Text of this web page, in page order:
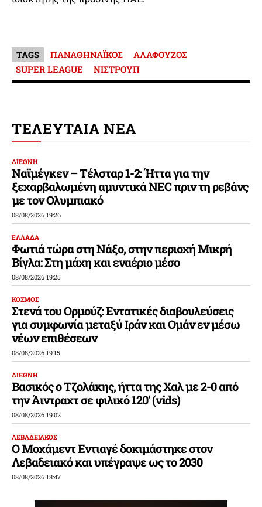
TAGS ΠΑΝΑΘΗΝΑΪΚΟΣ
ΑΛΑΦΟΥΖΟΣ
SUPER LEAGUE
ΝΙΣΤΡΟΥΠ
ΤΕΛΕΥΤΑΙΑ ΝΕΑ
ΔΙΕΘΝΗ
Ναϊμέγκεν – Τέλσταρ 1-2: Ήττα για την
ξεχαρβαλωμένη αμυντικά NEC πριν τη ρεβάνς
με τον Ολυμπιακό
08/08/2026 19:26
ΕΛΛΑΔΑ
Φωτιά τώρα στη Νάξο, στην περιοχή Μικρή
Βίγλα: Στη μάχη και εναέριο μέσο
08/08/2026 19:25
ΚΟΣΜΟΣ
Στενά του Ορμούζ: Εντατικές διαβουλεύσεις
για συμφωνία μεταξύ Ιράν και Ομάν εν μέσω
νέων επιθέσεων
08/08/2026 19:15
ΔΙΕΘΝΗ
Βασικός ο Τζολάκης, ήττα της Χαλ με 2-0 από
την Άιντραχτ σε φιλικό 120′ (vids)
08/08/2026 19:02
ΛΕΒΑΔΕΙΑΚΟΣ
Ο Μοχάμεντ Εντιαγέ δοκιμάστηκε στον
Λεβαδειακό και υπέγραψε ως το 2030
08/08/2026 18:47